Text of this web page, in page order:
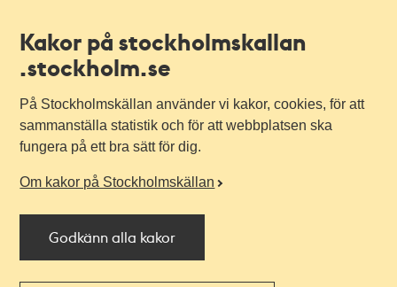
Kakor på stockholmskallan
.stockholm.se
På Stockholmskällan använder vi kakor, cookies, för att
sammanställa statistik och för att webbplatsen ska
fungera på ett bra sätt för dig.
Om kakor på Stockholmskällan
Godkänn alla kakor